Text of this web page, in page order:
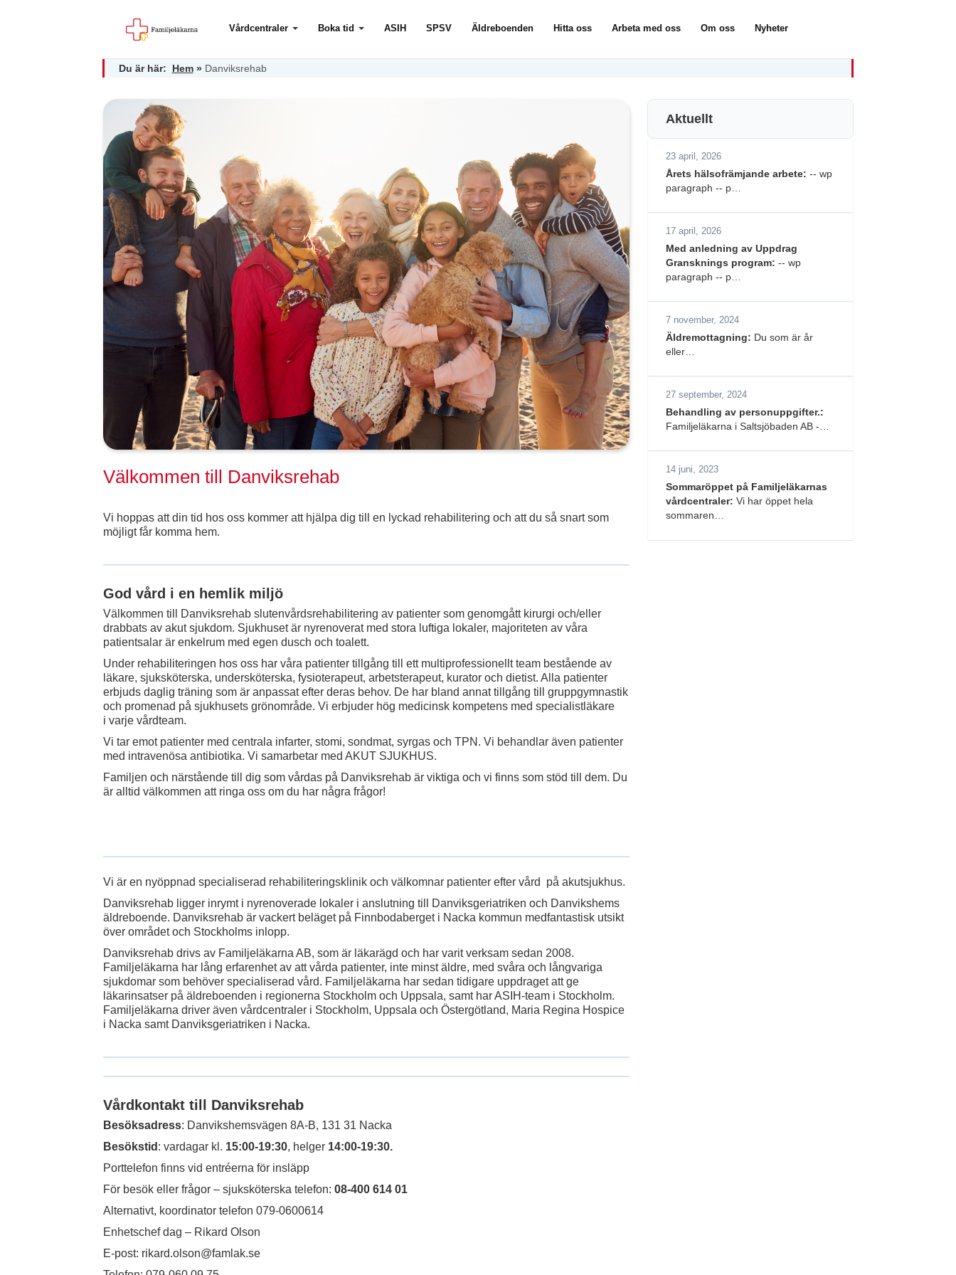
Vårdcentraler Boka tid ASIH SPSV Äldreboenden Hitta oss Arbeta med oss Om oss Nyheter
Du är här: Hem» Danviksrehab
Välkommen till Danviksrehab
Vi hoppas att din tid hos oss kommer att hjälpa dig till en lyckad rehabilitering och att du så snart som
möjligt får komma hem.
God vård i en hemlik miljö
Välkommen till Danviksrehab slutenvårdsrehabilitering av patienter som genomgått kirurgi och/eller
drabbats av akut sjukdom. Sjukhuset är nyrenoverat med stora luftiga lokaler, majoriteten av våra
patientsalar är enkelrum med egen dusch och toalett.
Under rehabiliteringen hos oss har våra patienter tillgång till ett multiprofessionellt team bestående av
läkare, sjuksköterska, undersköterska, fysioterapeut, arbetsterapeut, kurator och dietist. Alla patienter
erbjuds daglig träning som är anpassat efter deras behov. De har bland annat tillgång till gruppgymnastik
och promenad på sjukhusets grönområde. Vi erbjuder hög medicinsk kompetens med specialistläkare
i varje vårdteam.
Vi tar emot patienter med centrala infarter, stomi, sondmat, syrgas och TPN. Vi behandlar även patienter
med intravenösa antibiotika. Vi samarbetar med AKUT SJUKHUS.
Familjen och närstående till dig som vårdas på Danviksrehab är viktiga och vi finns som stöd till dem. Du
är alltid välkommen att ringa oss om du har några frågor!
Vi är en nyöppnad specialiserad rehabiliteringsklinik och välkomnar patienter efter vård på akutsjukhus.
Danviksrehab ligger inrymt i nyrenoverade lokaler i anslutning till Danviksgeriatriken och Danvikshems
äldreboende. Danviksrehab är vackert beläget på Finnbodaberget i Nacka kommun medfantastisk utsikt
över området och Stockholms inlopp.
Danviksrehab drivs av Familjeläkarna AB, som är läkarägd och har varit verksam sedan 2008.
Familjeläkarna har lång erfarenhet av att vårda patienter, inte minst äldre, med svåra och långvariga
sjukdomar som behöver specialiserad vård. Familjeläkarna har sedan tidigare uppdraget att ge
läkarinsatser på äldreboenden i regionerna Stockholm och Uppsala, samt har ASIH-team i Stockholm.
Familjeläkarna driver även vårdcentraler i Stockholm, Uppsala och Östergötland, Maria Regina Hospice
i Nacka samt Danviksgeriatriken i Nacka.
Vårdkontakt till Danviksrehab
Besöksadress: Danvikshemsvägen 8A-B, 131 31 Nacka
Besökstid : vardagar kl. 15:00-19:30, helger 14:00-19:30.
Porttelefon finns vid entréerna för insläpp
För besök eller frågor – sjuksköterska telefon: 08-400 614 01
Alternativt, koordinator telefon 079-0600614
Enhetschef dag – Rikard Olson
E-post: rikard.olson@famlak.se
Aktuellt
23 april, 2026
Årets hälsofrämjande arbete: -- wp
paragraph -- p…
17 april, 2026
Med anledning av Uppdrag
Gransknings program: -- wp
paragraph -- p…
7 november, 2024
Äldremottagning: Du som är år
eller…
27 september, 2024
Behandling av personuppgifter.:
Familjeläkarna i Saltsjöbaden AB -…
14 juni, 2023
Sommaröppet på Familjeläkarnas
vårdcentraler: Vi har öppet hela
sommaren…